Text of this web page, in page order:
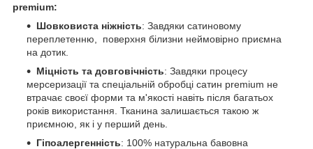
premium:
Шовковиста ніжність: Завдяки сатиновому
переплетенню, поверхня білизни неймовірно приємна
на дотик.
Міцність та довговічність: Завдяки процесу
мерсеризації та спеціальній обробці cатин premium не
втрачає своєї форми та м'якості навіть після багатьох
років використання. Тканина залишається такою ж
приємною, як і у перший день.
Гіпоалергенність: 100% натуральна бавовна